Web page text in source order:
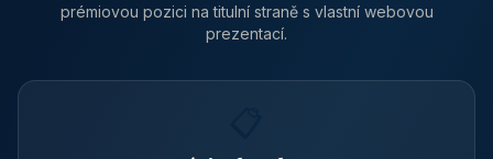
prémiovou pozici na titulní straně s vlastní webovou
prezentací.